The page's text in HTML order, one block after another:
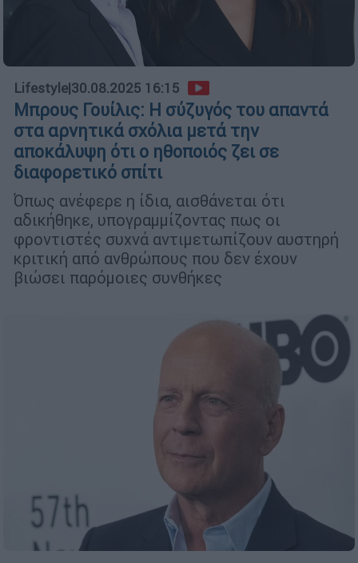
Lifestyle|30.08.2025 16:15
Μπρους Γουίλις: Η σύζυγός του απαντά
στα αρνητικά σχόλια μετά την
αποκάλυψη ότι ο ηθοποιός ζει σε
διαφορετικό σπίτι
Όπως ανέφερε η ίδια, αισθάνεται ότι
αδικήθηκε, υπογραμμίζοντας πως οι
φροντιστές συχνά αντιμετωπίζουν αυστηρή
κριτική από ανθρώπους που δεν έχουν
βιώσει παρόμοιες συνθήκες